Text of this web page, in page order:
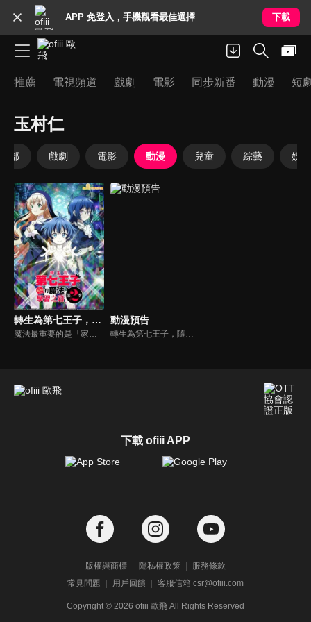
APP 免登入，手機觀看最佳選擇 下載
推薦 電視頻道 戲劇 電影 同步新番 動漫 短
玉村仁
全部 戲劇 電影 動漫 兒童 綜藝 娛樂
轉生為第七王子，隨心所欲的魔法學習之路
魔法最重要的是「家世」、「才能」、「努力」……。有一位熱愛魔法，卻缺乏血統和才能，最後死於非命的「凡人」魔法師。臨死前期望「想要鑽研學習更多魔法」的這個男人在轉生後，成為了擁有強大魔法血統的沙魯姆王國第七王子・洛伊德。
動漫預告
轉生為第七王子，隨心所欲的魔法學習之路 預告
下載 ofiii APP
版權與商標 隱私權政策
服務條款
常見問題
用戶回饋 客服信箱 csr@ofiii.com
Copyright © 2026 ofiii 歐飛 All Rights Reserved